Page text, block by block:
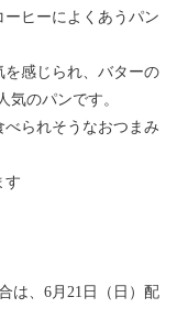
ヒーによくあうパン
感じられ、バターの
気のパンです。
られそうなおつまみ
す
は、6月21日（日）配